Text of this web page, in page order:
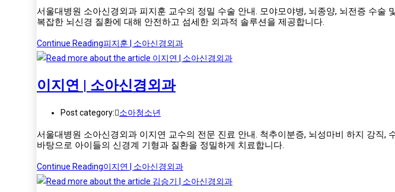
서울대병원 소아신경외과 피지훈 교수의 정밀 수술 안내. 모야모야병, 뇌종양, 뇌전증 수
복잡한 뇌신경 질환에 대해 안전하고 섬세한 외과적 솔루션을 제공합니다.
Continue Reading피지훈 | 소아신경외과
이지연 | 소아신경외과
Post category: 소아청소년
서울대병원 소아신경외과 이지연 교수의 전문 진료 안내. 척추이분증, 뇌성마비 하지 강직
바탕으로 아이들의 신경계 기형과 질환을 정밀하게 치료합니다.
Continue Reading이지연 | 소아신경외과